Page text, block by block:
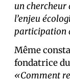
un
l’enjeu
participation
Même
fondatrice
«Comment